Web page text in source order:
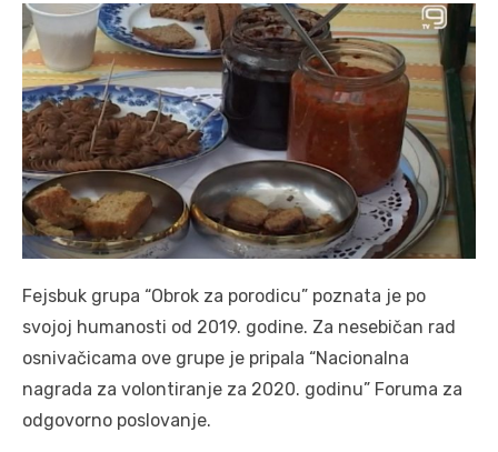
Fejsbuk grupa “Obrok za porodicu” poznata je po
svojoj humanosti od 2019. godine. Za nesebičan rad
osnivačicama ove grupe je pripala “Nacionalna
nagrada za volontiranje za 2020. godinu” Foruma za
odgovorno poslovanje.